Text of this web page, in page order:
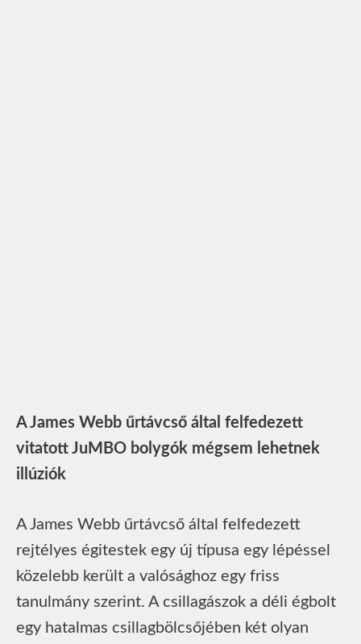
A James Webb űrtávcső által felfedezett
vitatott JuMBO bolygók mégsem lehetnek
illúziók
A James Webb űrtávcső által felfedezett
rejtélyes égitestek egy új típusa egy lépéssel
közelebb került a valósághoz egy friss
tanulmány szerint. A csillagászok a déli égbolt
egy hatalmas csillagbölcsőjében két olyan